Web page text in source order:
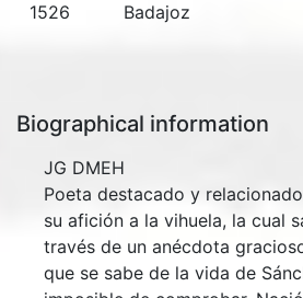
1526
Badajoz
Biographical information
JG DMEH
Poeta destacado y
su afición a la vihuela, la cual
través de un anécdota
que se sabe de la vida de